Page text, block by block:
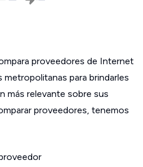
proveedores de Internet
para brindarles
más relevante sobre sus
proveedores, tenemos